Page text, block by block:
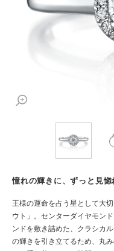
憧れの輝きに、ずっと見惚
王様の運命を占う星として大
ウト」。センターダイヤモン
ンドを敷き詰めた、クラシカ
の輝きを引き立てるため、丸